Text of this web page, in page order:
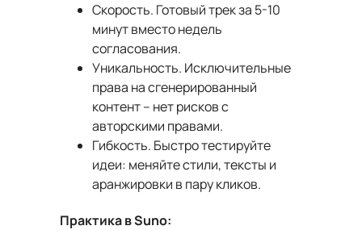
Скорость. Готовый трек за 5-10
минут вместо недель
согласования.
Уникальность. Исключительные
права на сгенерированный
контент – нет рисков с
авторскими правами.
Гибкость. Быстро тестируйте
идеи: меняйте стили, тексты и
аранжировки в пару кликов.
Практика в Suno: